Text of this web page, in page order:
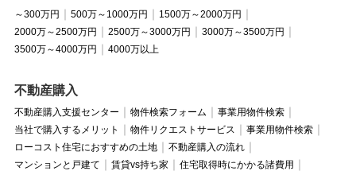
～300万円 500万～1000万円
1500万～2000万円
2000万～2500万円
2500万～3000万円
3000万～3500万円
3500万～4000万円
4000万以上
不動産購入
不動産購入支援センター 物件検索フォーム
事業用物件検索
当社で購入するメリット
物件リクエストサービス
事業用物件検索
ローコスト住宅におすすめの土地
不動産購入の流れ
マンションと戸建て
賃貸vs持ち家
住宅取得時にかかる諸費用